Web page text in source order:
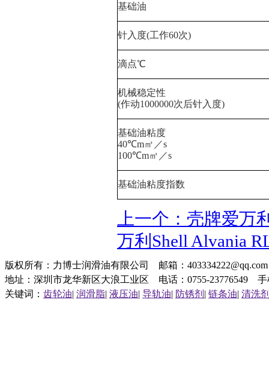
基础油
针入度(工作60次)
滴点℃
机械稳定性
(作动1000000次后针入度)
基础油粘度
40℃m㎡／s
100℃m㎡／s
基础油粘度指数
上一个：壳牌爱万
万利Shell Alvania
版权所有：力博士润滑油有限公司 邮箱：
地址：深圳市龙华新区大浪工业区 电话：0755-23776549 手
关键词： 齿轮油| 润滑脂| 液压油| 导轨油| 防锈剂 | 链条油| 清洗